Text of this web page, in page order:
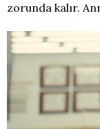
zorunda kalır.